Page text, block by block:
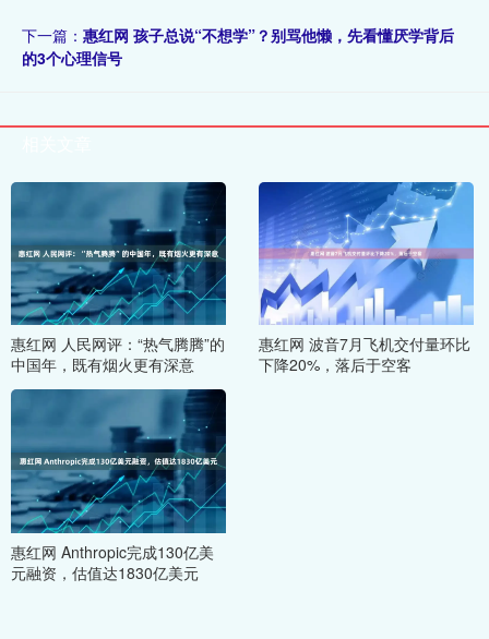
下一篇： 惠红网 孩子总说“不想学”？别骂他懒，先看懂厌学背后
的3个心理信号
惠红网 人民网评：“热气腾腾”的
中国年，既有烟火更有深意
惠红网 波音7月飞机交付量环比
下降20%，落后于空客
惠红网 Anthropic完成130亿美
元融资，估值达1830亿美元